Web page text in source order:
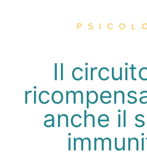
Il
anche il